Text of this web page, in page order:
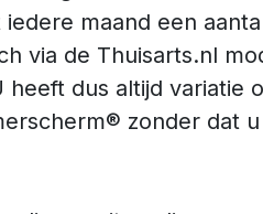
maand een
via de Thuisarts.nl
heeft dus altijd variatie
zonder dat